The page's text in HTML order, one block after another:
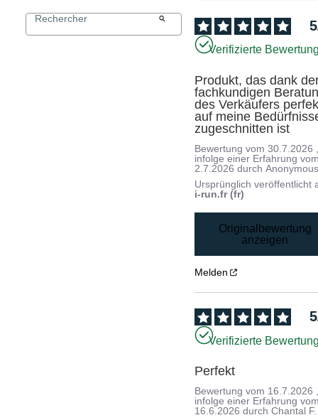
5
Verifizierte
Produkt, das dank
fachkundigen
des Verkäufers
auf meine
zugeschnitten ist
Bewertung vom30.7.2026
infolge einer Erfahrung
2.7.2026 durch
Ursprünglich veröffentlicht
i-run.fr (fr)
Originalbewertung
anzeigen
Melden
5
Verifizierte
Perfekt
Bewertung vom 16.7.2026
infolge einer Erfahrung
16.6.2026 durchChantal F.